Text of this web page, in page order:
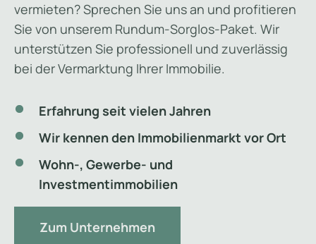
vermieten? Sprechen Sie uns an und profitieren
Sie von unserem Rundum-Sorglos-Paket. Wir
unterstützen Sie professionell und zuverlässig
bei der Vermarktung Ihrer Immobilie.
Erfahrung seit vielen Jahren
Wir kennen den Immobilienmarkt vor Ort
Wohn-, Gewerbe- und
Investmentimmobilien
Zum Unternehmen